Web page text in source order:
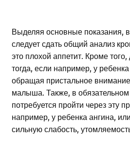
Выделяя основные показания,
следует сдать общий анализ
это плохой аппетит. Кроме того,
тогда, если например, у
обращая пристальное
малыша. Также, в
потребуется пройти через эту
например, у ребенка ангина,
сильную слабость,